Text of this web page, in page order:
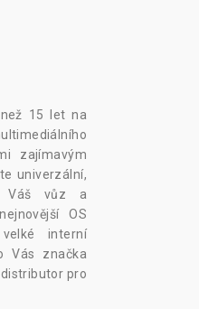
15 let na
zajímavým
univerzální,
Váš vůz a
OS
interní
Vás značka
pro